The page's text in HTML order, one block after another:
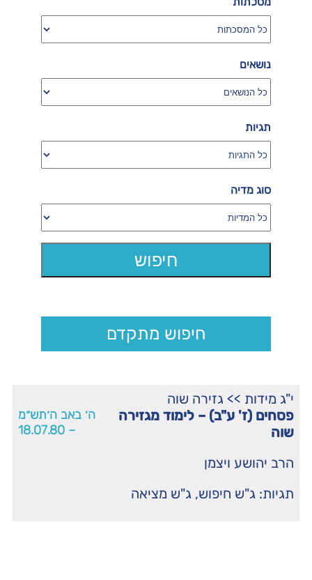
י"ג מידות >> גזירה שוה
פסחים (ז' ע"ב) – לימוד מגזירה
שוה
הרב יהושע ויצמן
תגיות: ג"ש חיפוש, ג"ש מציאה
ה׳ באב ה׳תש״מ
– 18.07.80
נושאים
תגיות
סוג מדיה
חיפוש מתקדם